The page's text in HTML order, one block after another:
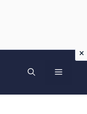
MENU